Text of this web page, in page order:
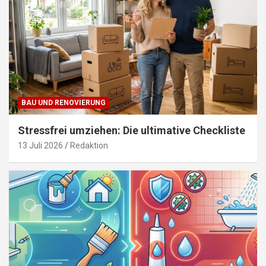
BAU UND RENOVIERUNG
Stressfrei umziehen: Die ultimative Checkliste
13 Juli 2026 Redaktion